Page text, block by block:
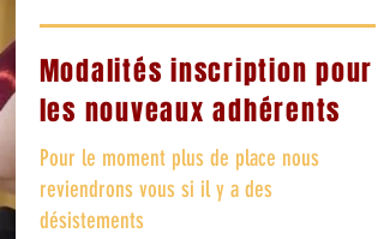
Modalités inscription pour
les nouveaux adhérents
Pour le moment plus de place nous
reviendrons vous si il y a des
désistementsers vo